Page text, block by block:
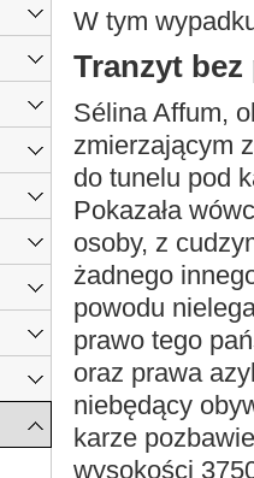
W tym
Tranzyt
Sélina Affum,
zmierzającym
do tunelu pod
Pokazała
osoby, z
żadnego
powodu
prawo tego
oraz prawa
niebędący
karze
wysokości